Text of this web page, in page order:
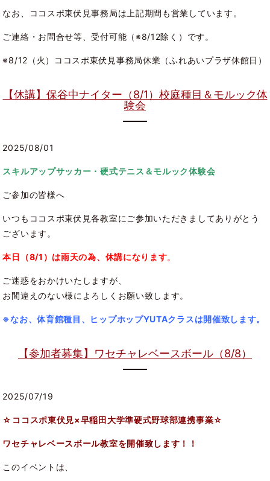
なお、ココスポ東伏見事務局は上記期間も営業しています。
ご連絡・お問合せ等、受付可能（※8/12除く）です。
※8/12（火）ココスポ東伏見事務局休業（ふれあいプラザ休館日）
【休講】保谷中ナイター（8/1）校庭種目＆モルック体
験会
2025/08/01
スキルアップサッカー・硬式テニス＆モルック体験会
ご参加の皆様へ
いつもココスポ東伏見各教室にご参加いただきましてありがとう
ございます。
本日（8/1）は雨天の為、休講になります。
ご迷惑をおかけいたしますが、
お間違えのない様によろしくお願い致します。
※なお、体育館種目、ヒップホップYUTAクラスは開催致します。
【参加者募集】ワセチャレベースボール（8/8）
2025/07/19
☆ココスポ東伏見×早稲田大学準硬式野球部連携事業☆
ワセチャレベースボール教室を開催致します！！
このイベントは、